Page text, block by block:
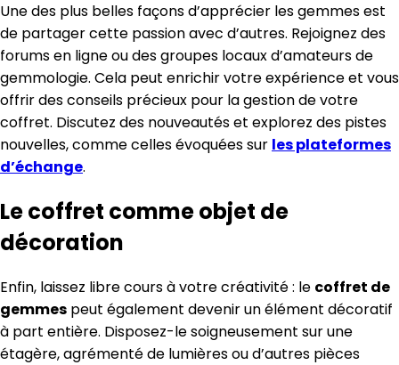
Une des plus belles façons d’apprécier les gemmes est
de partager cette passion avec d’autres. Rejoignez des
forums en ligne ou des groupes locaux d’amateurs de
gemmologie. Cela peut enrichir votre expérience et vous
offrir des conseils précieux pour la gestion de votre
coffret. Discutez des nouveautés et explorez des pistes
nouvelles, comme celles évoquées sur les plateformes
d’échange.
Le coffret comme objet de
décoration
Enfin, laissez libre cours à votre créativité : le coffret de
gemmes peut également devenir un élément décoratif
à part entière. Disposez-le soigneusement sur une
étagère, agrémenté de lumières ou d’autres pièces